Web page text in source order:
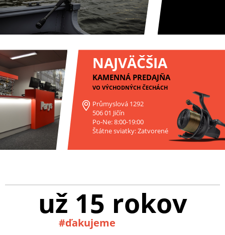
NAJVÄČŠIA
KAMENNÁ PREDAJŇA
VO VÝCHODNÝCH ČECHÁCH
Průmyslová 1292
506 01 Jičín
Po-Ne: 8:00-19:00
Štátne sviatky: Zatvorené
už 15 rokov
#ďakujeme